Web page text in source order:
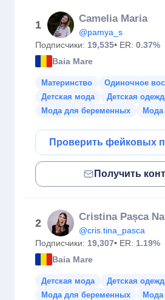
1
Camelia Maria
@pamya_s
Подписчики: 19,535• ER: 0.37%
Baia Mare
Материнство
Одиночное
Детская мода
Детская
Мода для беременных
Проверить фейковых
Получить
2
Cristina Pașca
@cris.tina_pasca
Подписчики: 19,307• ER: 1.19%
Baia Mare
Детская мода
Детская
Мода для беременных